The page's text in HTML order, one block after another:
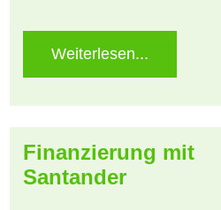
Weiterlesen...
Finanzierung mit
Santander